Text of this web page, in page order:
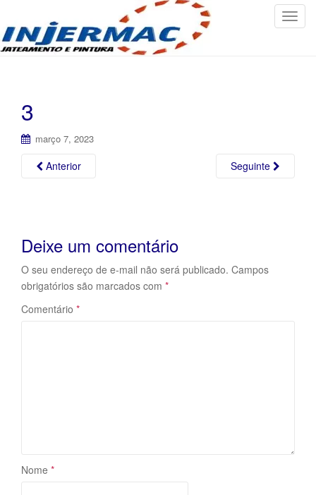
T
3
março 7, 2023
Anterior Seguinte
Deixe um comentário
O seu endereço de e-mail não será publicado. Campos
obrigatórios são marcados com *
Comentário *
Nome *